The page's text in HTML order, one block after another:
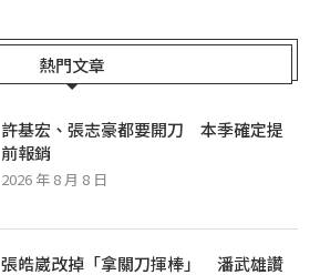
熱門文章
許基宏、張志豪都要開刀 本季確定提
前報銷
2026 年 8 月 8 日
張皓崴改掉「拿關刀揮棒」 潘武雄讚